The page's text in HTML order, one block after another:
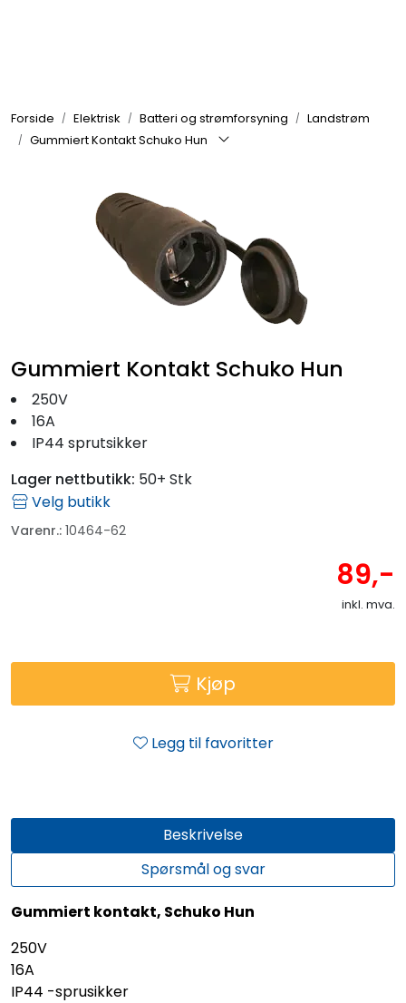
Forside Elektrisk Batteri og strømforsyning
Landstrøm
Gummiert Kontakt Schuko Hun
Gummiert Kontakt Schuko Hun
250V
16A
IP44 sprutsikker
Lager nettbutikk: 50+ Stk
Velg butikk
Varenr.: 10464-62
89,-
inkl. mva.
Kjøp
Legg til favoritter
Beskrivelse
Spørsmål og svar
Gummiert kontakt, Schuko Hun
250V
16A
IP44 -sprusikker
Elektrisk
Bygg/Innredning
Komfort
Fortøyning